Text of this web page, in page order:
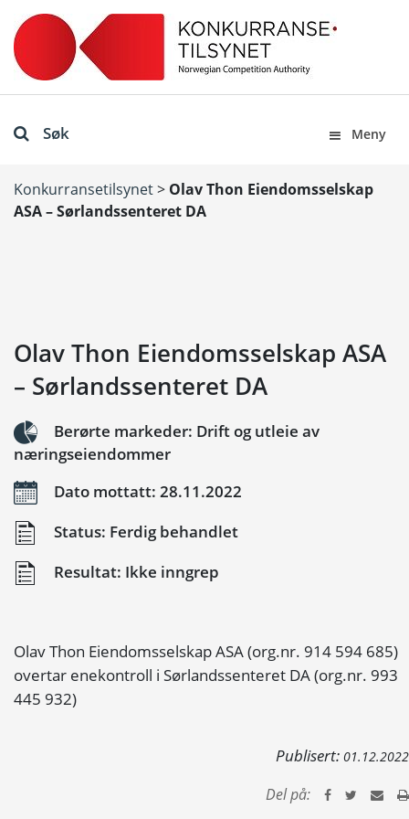
Søk Meny
Konkurransetilsynet> Olav Thon Eiendomsselskap
ASA – Sørlandssenteret DA
Olav Thon Eiendomsselskap ASA
– Sørlandssenteret DA
Berørte markeder: Drift og utleie av
næringseiendommer
Dato mottatt: 28.11.2022
Status: Ferdig behandlet
Resultat: Ikke inngrep
Olav Thon Eiendomsselskap ASA (org.nr. 914 594 685)
overtar enekontroll i Sørlandssenteret DA (org.nr. 993
445 932)
Publisert: 01.12.2022
Del på: